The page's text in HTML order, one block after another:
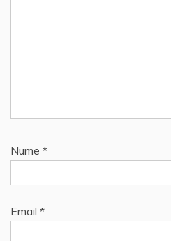
Nume *
Email *